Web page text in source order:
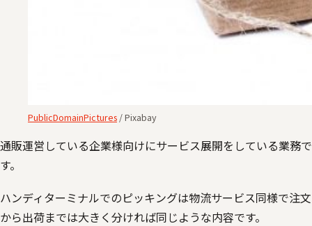
PublicDomainPictures / Pixabay
通販運営している企業様向けにサービス展開をしている業務で
す。
ハンディターミナルでのピッキングは物流サービス同様で注文
から出荷までは大きく分ければ同じような内容です。